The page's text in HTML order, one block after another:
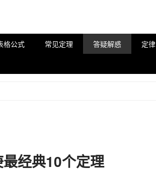
格公式 常见定理 答疑解惑 定律
经典10个定理